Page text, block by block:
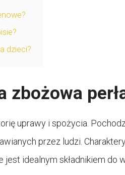
dzieci?
zbożowa
uprawy i spożycia.
przez ludzi.
idealnym składnikiem do